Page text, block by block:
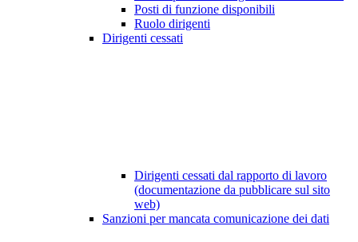
Posti di funzione disponibili
Ruolo dirigenti
Dirigenti cessati
Dirigenti cessati dal rapporto di lavoro
(documentazione da pubblicare sul sito
web)
Sanzioni per mancata comunicazione dei dati